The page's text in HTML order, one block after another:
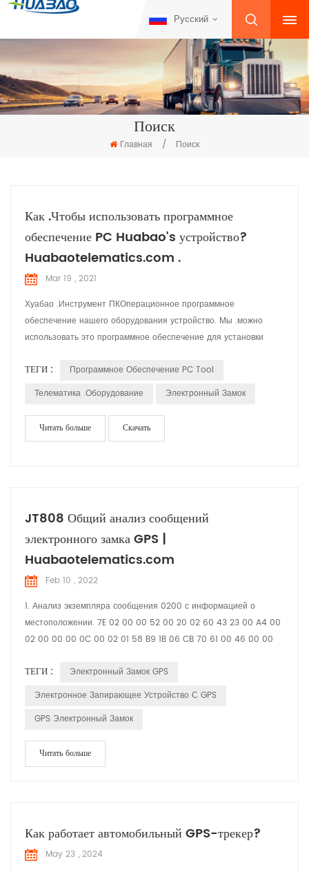
Русский
Поиск
Главная / Поиск
Как .Чтобы использовать программное
обеспечение PC Huabao's устройство?
Huabaotelematics.com .
Mar 19 , 2021
Хуабао .Инструмент ПКОперационное программное
обеспечение нашего оборудования устройство. Мы .можно
использовать это программное обеспечение для установки
М
ТЕГИ :
Программное Обеспечение PC Tool
Телематика .оборудование
Электронный Замок
Читать больше Скачать
JT808 Общий анализ сообщений
электронного замка GPS |
Huabaotelematics.com
Feb 10 , 2022
1. Анализ экземпляра сообщения 0200 с информацией о
местоположении. 7E 02 00 00 52 00 20 02 60 43 23 00 A4 00
02 00 00 00 0C 00 02 01 58 B9 1B 06 CB 70 61 00 46 00 00
00 00 00 01 30 01 11 31 01 10 E3 01 00 D5 1B 02 20 02 60 43 23
27 95 93 78 61 60 00 12 20 00 00 12 34 27 95 93 78 61 58 00
ТЕГИ :
Электронный Замок GPS
Электронное Запирающее Устройство С GPS
GPS Электронный Замок
Читать больше
Как работает автомобильный GPS-трекер?
May 23 , 2024